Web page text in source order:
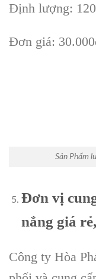
Định lượng:
Đơn giá:
Sản Phẩm
Đơn vị
nắng giá
Công ty Hòa